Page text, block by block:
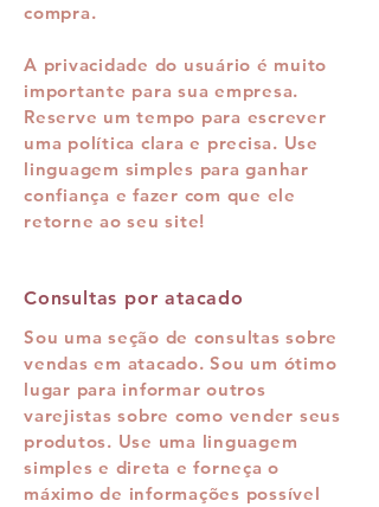
compra.
A privacidade do usuário é muito
importante para sua empresa.
Reserve um tempo para escrever
uma política clara e precisa. Use
linguagem simples para ganhar
confiança e fazer com que ele
retorne ao seu site!
Consultas por atacado
Sou uma seção de consultas sobre
vendas em atacado. Sou um ótimo
lugar para informar outros
varejistas sobre como vender seus
produtos. Use uma linguagem
simples e direta e forneça o
máximo de informações possível